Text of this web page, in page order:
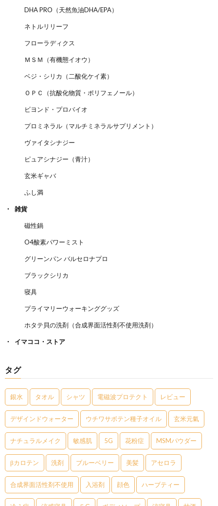
DHA PRO（天然魚油DHA/EPA）
ネトルリリーフ
フローラディクス
ＭＳＭ（有機態イオウ）
ベジ・シリカ（二酸化ケイ素）
ＯＰＣ（抗酸化物質・ポリフェノール）
ビヨンド・プロバイオ
プロミネラル（マルチミネラルサプリメント）
ヴァイタシナジー
ピュアシナジー（青汁）
玄米ギャバ
ふし満
雑貨
磁性鍋
O4酸素パワーミスト
グリーンパン バルセロナプロ
ブラックシリカ
寝具
プライマリーウォーキンググッズ
ホタテ貝の洗剤（合成界面活性剤不使用洗剤）
イマココ・ストア
タグ
銀水 タオル シャツ 電磁波プロテクト レビュー
デザインドウォーター ウチワサボテン種子オイル 玄米元氣
ナチュラルメイク 敏感肌 5G 花粉症 MSMパウダー
βカロテン 洗剤 ブルーベリー 美髪 アセロラ
合成界面活性剤不使用 入浴剤 顔色 ハーブティー